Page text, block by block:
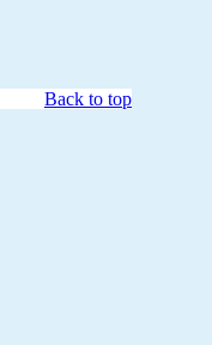
Back to top